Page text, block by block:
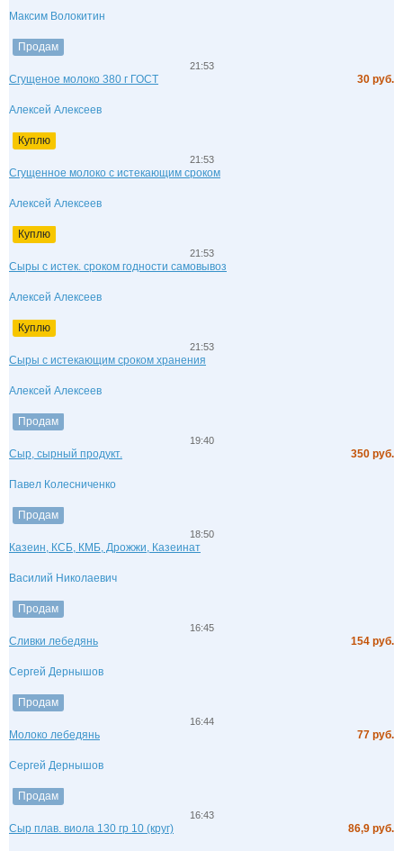
Максим Волокитин
Продам
21:53
Сгущеное молоко 380 г ГОСТ 30 руб.
Алексей Алексеев
Куплю
21:53
Сгущенное молоко с истекающим сроком
Алексей Алексеев
Куплю
21:53
Сыры с истек. сроком годности самовывоз
Алексей Алексеев
Куплю
21:53
Сыры с истекающим сроком хранения
Алексей Алексеев
Продам
19:40
Сыр, сырный продукт. 350 руб.
Павел Колесниченко
Продам
18:50
Казеин, КСБ, КМБ, Дрожжи, Казеинат
Василий Николаевич
Продам
16:45
Сливки лебедянь 154 руб.
Сергей Дернышов
Продам
16:44
Молоко лебедянь 77 руб.
Сергей Дернышов
Продам
16:43
Сыр плав. виола 130 гр 10 (круг) 86,9 руб.